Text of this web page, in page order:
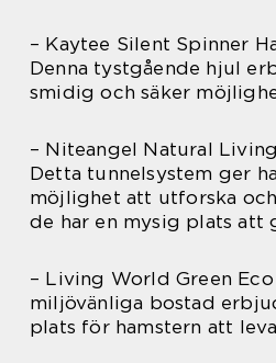
– Kaytee Silent Spinner
Denna tystgående hjul
smidig och säker
– Niteangel Natural
Detta tunnelsystem ger
möjlighet att utforska
de har en mysig plats att
– Living World Green
miljövänliga bostad
plats för hamstern att